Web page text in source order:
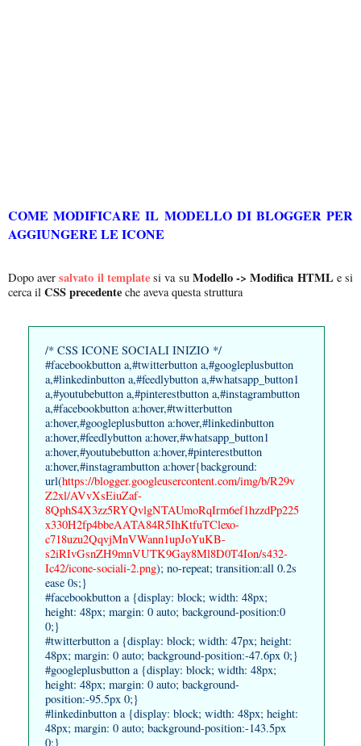
COME MODIFICARE IL MODELLO DI BLOGGER PER
AGGIUNGERE LE ICONE
Dopo aver salvato il templatesi va su Modello -> Modifica HTMLe si
cerca il CSS precedente che aveva questa struttura
/* CSS ICONE SOCIALI INIZIO */
#facebookbutton a,#twitterbutton a,#googleplusbutton
a,#linkedinbutton a,#feedlybutton a,#whatsapp_button1
a,#youtubebutton a,#pinterestbutton a,#instagrambutton
a,#facebookbutton a:hover,#twitterbutton
a:hover,#googleplusbutton a:hover,#linkedinbutton
a:hover,#feedlybutton a:hover,#whatsapp_button1
a:hover,#youtubebutton a:hover,#pinterestbutton
a:hover,#instagrambutton a:hover{background:
url(https://blogger.googleusercontent.com/img/b/R29v
Z2xl/AVvXsEiuZaf-
8QphS4X3zz5RYQvlgNTAUmoRqIrm6ef1hzzdPp225
x330H2fp4bbeAATA84R5IhKtfuTClexo-
c718uzu2QqvjMnVWann1upJoYuKB-
s2iRIvGsnZH9mnVUTK9Gay8Ml8D0T4Ion/s432-
Ic42/icone-sociali-2.png); no-repeat; transition:all 0.2s
ease 0s;}
#facebookbutton a {display: block; width: 48px;
height: 48px; margin: 0 auto; background-position:0
0;}
#twitterbutton a {display: block; width: 47px; height:
48px; margin: 0 auto; background-position:-47.6px 0;}
#googleplusbutton a {display: block; width: 48px;
height: 48px; margin: 0 auto; background-
position:-95.5px 0;}
#linkedinbutton a {display: block; width: 48px; height:
48px; margin: 0 auto; background-position:-143.5px
0;}